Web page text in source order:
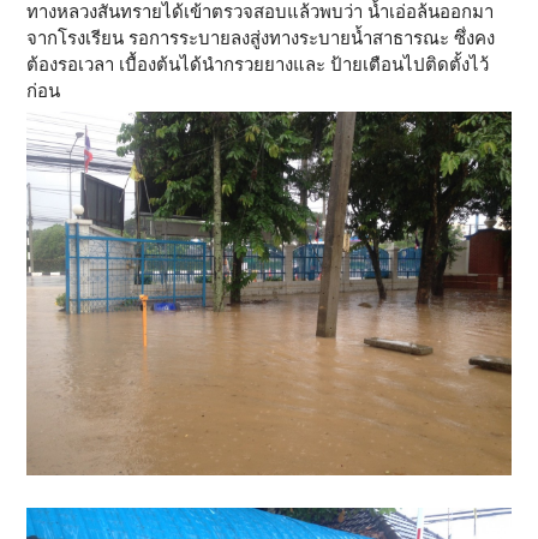
ทางหลวงสันทรายได้เข้าตรวจสอบแล้วพบว่า​ น้ำเอ่อล้นออกมา
จากโรงเรียน​ รอการระบายลงสู่งทางระบายน้ำสาธารณะ​ ซึ่งคง
ต้องรอเวลา​ เบื้องต้นได้นำกรวยยาง​และ​ ป้ายเตือนไปติดตั้งไว้
ก่อน